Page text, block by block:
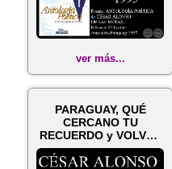
ver más...
PARAGUAY, QUÉ
CERCANO TU
RECUERDO y VOLVER
(Poesías de CÉSAR
ALON...